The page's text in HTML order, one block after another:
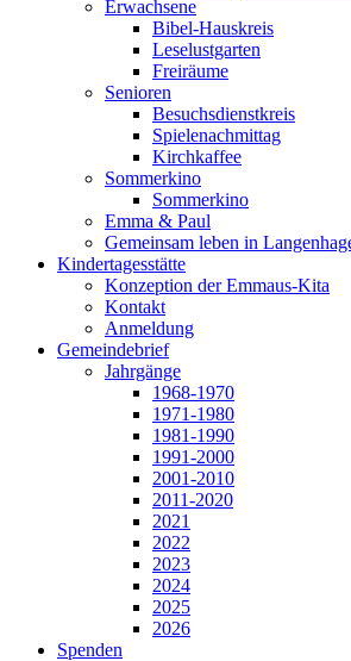
Erwachsene
Bibel-Hauskreis
Leselustgarten
Freiräume
Senioren
Besuchsdienstkreis
Spielenachmittag
Kirchkaffee
Sommerkino
Sommerkino
Emma & Paul
Gemeinsam leben in
Kindertagesstätte
Konzeption der Emmaus-Kita
Kontakt
Anmeldung
Gemeindebrief
Jahrgänge
1968-1970
1971-1980
1981-1990
1991-2000
2001-2010
2011-2020
2021
2022
2023
2024
2025
2026
Spenden